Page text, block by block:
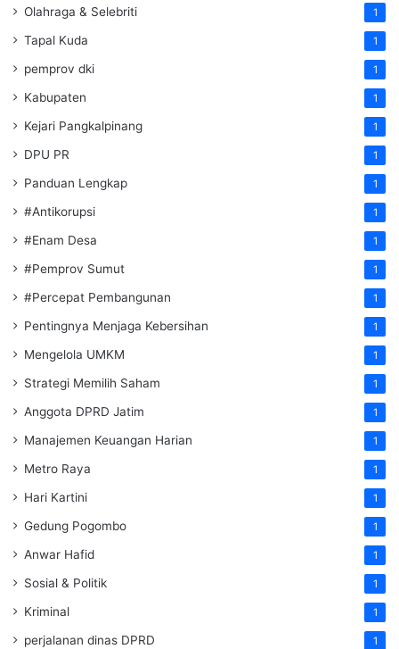
Olahraga & Selebriti 1
Tapal Kuda 1
pemprov dki 1
Kabupaten 1
Kejari Pangkalpinang 1
DPU PR 1
Panduan Lengkap 1
#Antikorupsi 1
#Enam Desa 1
#Pemprov Sumut 1
#Percepat Pembangunan 1
Pentingnya Menjaga Kebersihan 1
Mengelola UMKM 1
Strategi Memilih Saham 1
Anggota DPRD Jatim 1
Manajemen Keuangan Harian 1
Metro Raya 1
Hari Kartini 1
Gedung Pogombo 1
Anwar Hafid 1
Sosial & Politik 1
Kriminal 1
perjalanan dinas DPRD 1